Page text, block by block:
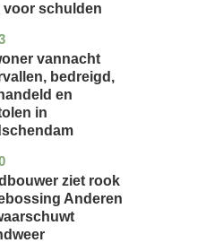
voor schulden
vannacht
bedreigd,
en
in
ziet rook
Anderen